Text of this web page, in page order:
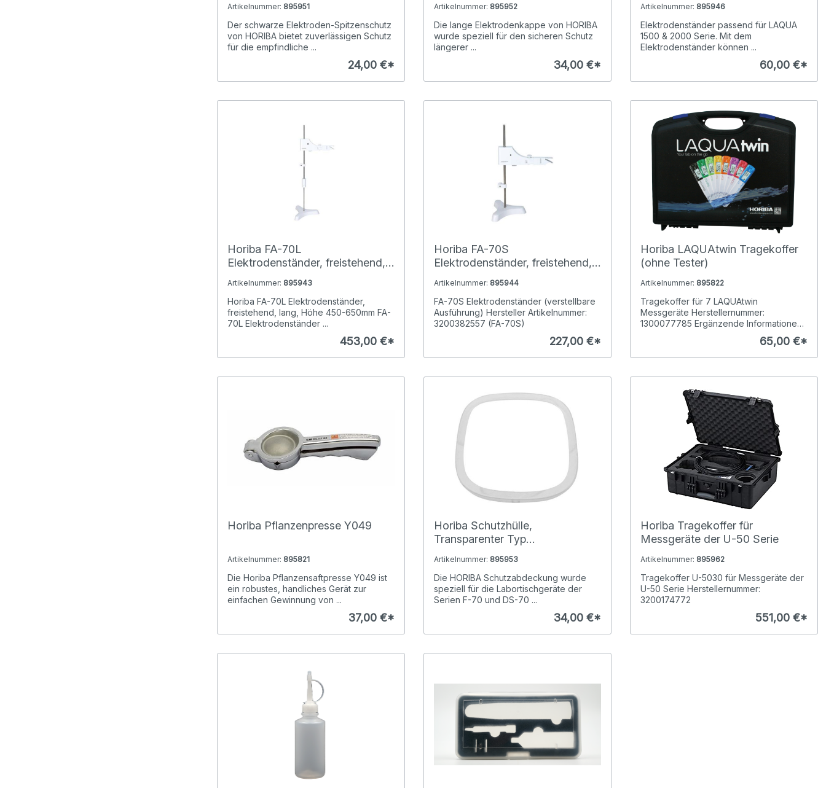
Artikelnummer: 895951
Der schwarze Elektroden-Spitzenschutz
von HORIBA bietet zuverlässigen Schutz
für die empfindliche ...
24,00 €*
Artikelnummer: 895952
Die lange Elektrodenkappe von HORIBA
wurde speziell für den sicheren Schutz
längerer ...
34,00 €*
Artikelnummer: 895946
Elektrodenständer passend für LAQUA
1500 & 2000 Serie. Mit dem
Elektrodenständer können ...
60,00 €*
Horiba FA-70L
Elektrodenständer, freistehend,
Artikelnummer: 895943
Horiba FA-70L Elektrodenständer,
freistehend, lang, Höhe 450-650mm FA-
70L Elektrodenständer ...
453,00 €*
Horiba FA-70S
Elektrodenständer, freistehend,
Artikelnummer: 895944
FA-70S Elektrodenständer (verstellbare
Ausführung) Hersteller Artikelnummer:
3200382557 (FA-70S)
227,00 €*
Horiba LAQUAtwin Tragekoffer
(ohne Tester)
Artikelnummer: 895822
Tragekoffer für 7 LAQUAtwin
Messgeräte Herstellernummer:
1300077785 Ergänzende Informationen
65,00 €*
Horiba Pflanzenpresse Y049
Artikelnummer: 895821
Die Horiba Pflanzensaftpresse Y049 ist
ein robustes, handliches Gerät zur
einfachen Gewinnung von ...
37,00 €*
Horiba Schutzhülle,
Transparenter Typ
7X, 1000 Serie
Artikelnummer: 895953
Die HORIBA Schutzabdeckung wurde
speziell für die Labortischgeräte der
Serien F-70 und DS-70 ...
34,00 €*
Horiba Tragekoffer für
Messgeräte der U-50 Serie
Artikelnummer: 895962
Tragekoffer U-5030 für Messgeräte der
U-50 Serie Herstellernummer:
3200174772
551,00 €*